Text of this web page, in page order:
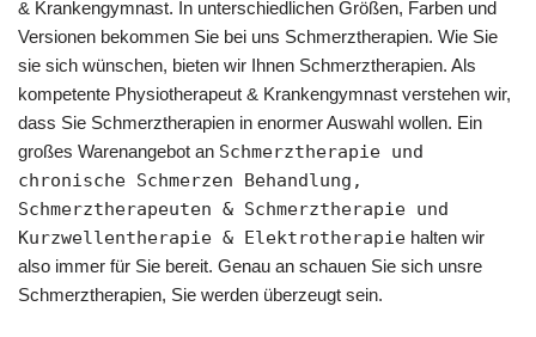
& Krankengymnast. In unterschiedlichen Größen, Farben und
Versionen bekommen Sie bei uns Schmerztherapien. Wie Sie
sie sich wünschen, bieten wir Ihnen Schmerztherapien. Als
kompetente Physiotherapeut & Krankengymnast verstehen wir,
dass Sie Schmerztherapien in enormer Auswahl wollen. Ein
großes Warenangebot an Schmerztherapie und
chronische Schmerzen Behandlung,
Schmerztherapeuten & Schmerztherapie und
Kurzwellentherapie & Elektrotherapie halten wir
also immer für Sie bereit. Genau an schauen Sie sich unsre
Schmerztherapien, Sie werden überzeugt sein.